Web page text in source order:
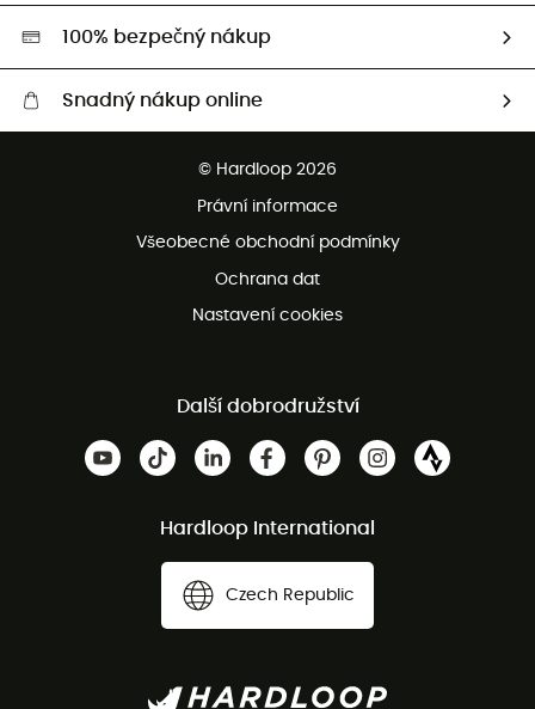
HardGreen
100% bezpečný nákup
Snadný nákup online
Bezplatné vrácení do 100 dnů
Bezplatná zákaznická služba
© Hardloop 2026
Právní informace
Všeobecné obchodní podmínky
Ochrana dat
Nastavení cookies
Další dobrodružství
Hardloop International
Czech Republic